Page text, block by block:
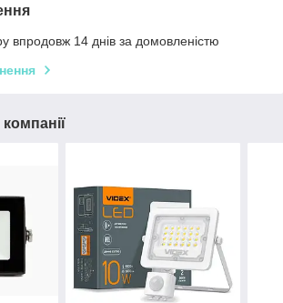
впродовж 14 днів за домовленістю